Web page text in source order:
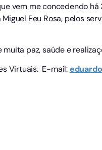
vem me concedendo
Feu Rosa, pelos
paz, saúde e
Virtuais. E-mail: